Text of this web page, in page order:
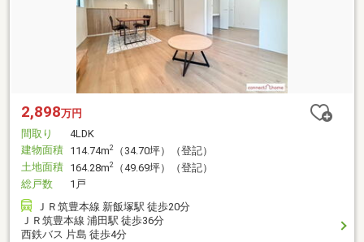
2,898万円
間取り
4LDK
建物面積 114.74m2
（34.70坪）（登記）
土地面積 164.28m2
（49.69坪）（登記）
総戸数
1戸
ＪＲ筑豊本線 新飯塚駅 徒歩20分
ＪＲ筑豊本線 浦田駅 徒歩36分
西鉄バス 片島 徒歩4分